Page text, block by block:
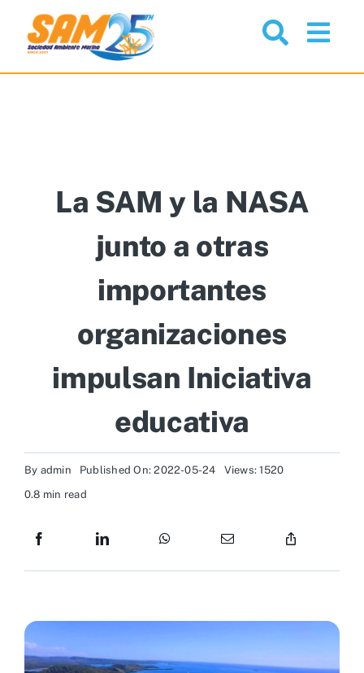
content
Noticias
Comunidad
Recursos
Recursos Científicos
La SAM y la NASA
junto a otras
importantes
organizaciones
impulsan Iniciativa
educativa
By admin Published On: 2022-05-24
Views: 1520
0.8 min read